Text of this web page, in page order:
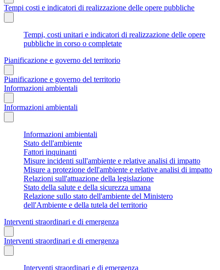
Tempi costi e indicatori di realizzazione delle opere pubbliche
Tempi, costi unitari e indicatori di realizzazione delle opere
pubbliche in corso o completate
Pianificazione e governo del territorio
Pianificazione e governo del territorio
Informazioni ambientali
Informazioni ambientali
Informazioni ambientali
Stato dell'ambiente
Fattori inquinanti
Misure incidenti sull'ambiente e relative analisi di impatto
Misure a protezione dell'ambiente e relative analisi di impatto
Relazioni sull'attuazione della legislazione
Stato della salute e della sicurezza umana
Relazione sullo stato dell'ambiente del Ministero
dell'Ambiente e della tutela del territorio
Interventi straordinari e di emergenza
Interventi straordinari e di emergenza
Interventi straordinari e di emergenza